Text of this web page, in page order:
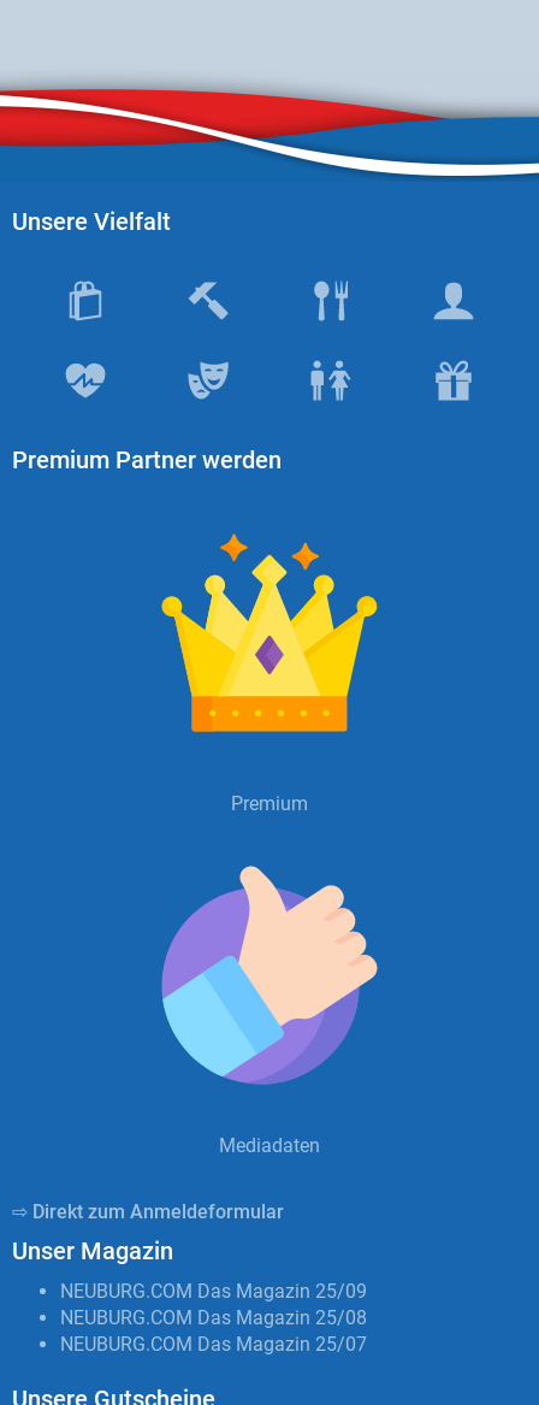
Unsere Vielfalt
Premium Partner werden
Premium
Mediadaten
⇨ Direkt zum Anmeldeformular
Unser Magazin
NEUBURG.COM Das Magazin 25/09
NEUBURG.COM Das Magazin 25/08
NEUBURG.COM Das Magazin 25/07